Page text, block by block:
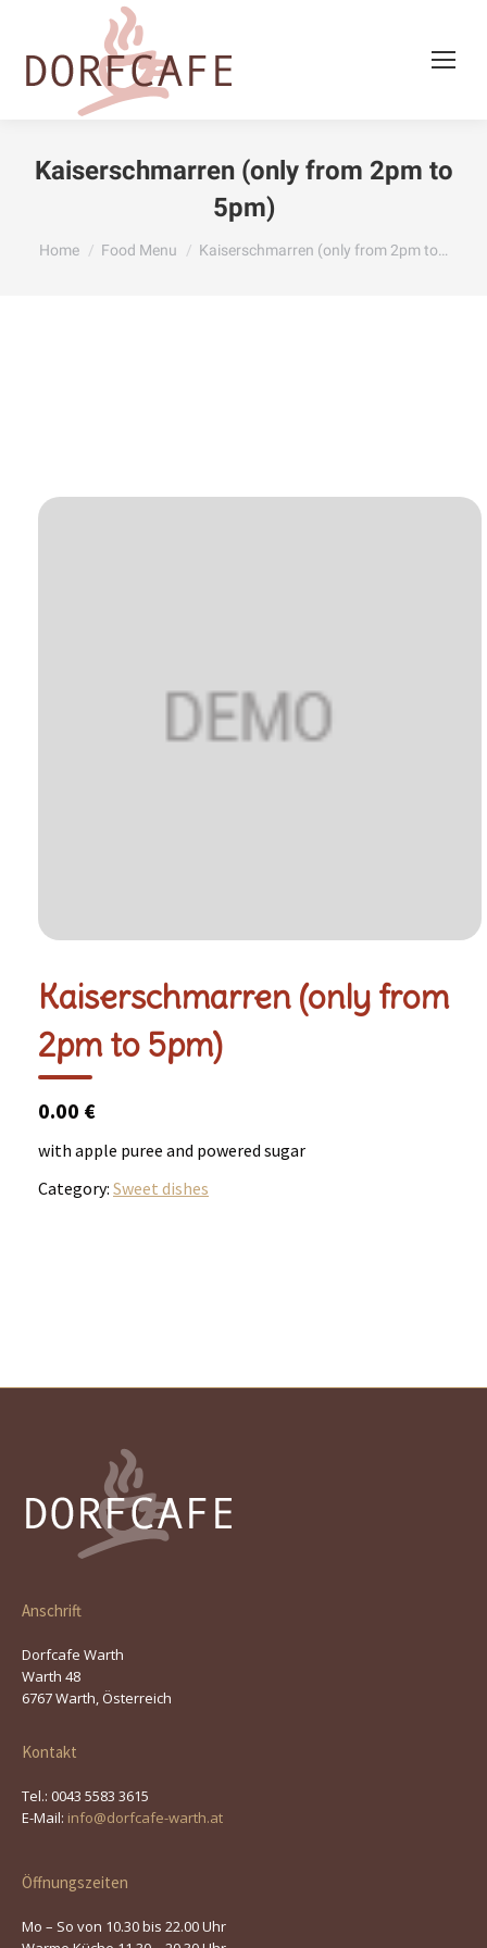
Kaiserschmarren (only from 2pm to
5pm)
You are here:
Home Food Menu Kaiserschmarren (only from 2pm to…
Kaiserschmarren (only from
2pm to 5pm)
0.00 €
with apple puree and powered sugar
Category: Sweet dishes
Anschrift
Dorfcafe Warth
Warth 48
6767 Warth, Österreich
Kontakt
Tel.: 0043 5583 3615
E-Mail: info@dorfcafe-warth.at
Öffnungszeiten
Mo – So von 10.30 bis 22.00 Uhr